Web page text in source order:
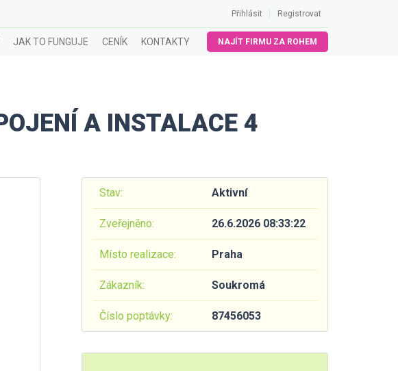
Přihlásit Registrovat
JAK TO FUNGUJE CENÍK KONTAKTY NAJÍT FIRMU ZA ROHEM
A INSTALACE 4
Stav: Aktivní
Zveřejněno: 26.6.2026 08:33:22
Místo realizace: Praha
Zákazník: Soukromá
Číslo poptávky: 87456053